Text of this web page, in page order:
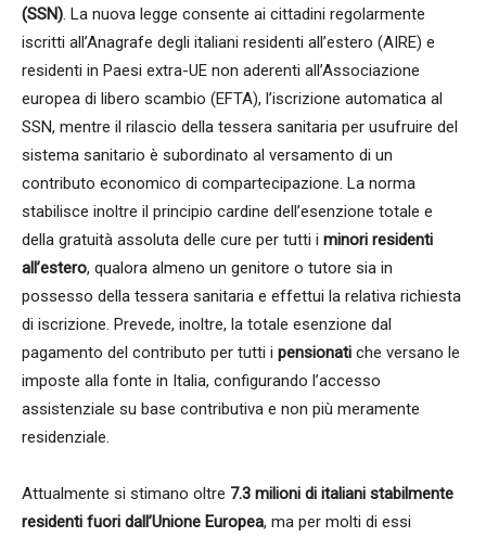
(SSN). La nuova legge consente ai cittadini regolarmente
iscritti all’Anagrafe degli italiani residenti all’estero (AIRE) e
residenti in Paesi extra-UE non aderenti all’Associazione
europea di libero scambio (EFTA), l’iscrizione automatica al
SSN, mentre il rilascio della tessera sanitaria per usufruire del
sistema sanitario è subordinato al versamento di un
contributo economico di compartecipazione. La norma
stabilisce inoltre il principio cardine dell’esenzione totale e
della gratuità assoluta delle cure per tutti i minori residenti
all’estero, qualora almeno un genitore o tutore sia in
possesso della tessera sanitaria e effettui la relativa richiesta
di iscrizione. Prevede, inoltre, la totale esenzione dal
pagamento del contributo per tutti i pensionati che versano le
imposte alla fonte in Italia, configurando l’accesso
assistenziale su base contributiva e non più meramente
residenziale.
Attualmente si stimano oltre 7.3 milioni di italiani stabilmente
residenti fuori dall’Unione Europea, ma per molti di essi